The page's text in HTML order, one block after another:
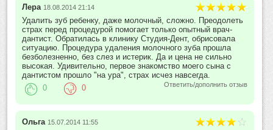
Лера 18.08.2014 21:14
Удалить зуб ребенку, даже молочный, сложно. Преодолеть
страх перед процедурой помогает только опытный врач-
дантист. Обратилась в клинику Студия-Дент, обрисовала
ситуацию. Процедура удаления молочного зуба прошла
безболезненно, без слез и истерик. Да и цена не сильно
высокая. Удивительно, первое знакомство моего сына с
дантистом прошло "на ура", страх исчез навсегда.
Ответить/дополнить отзыв
0 0
Ольга 15.07.2014 11:55